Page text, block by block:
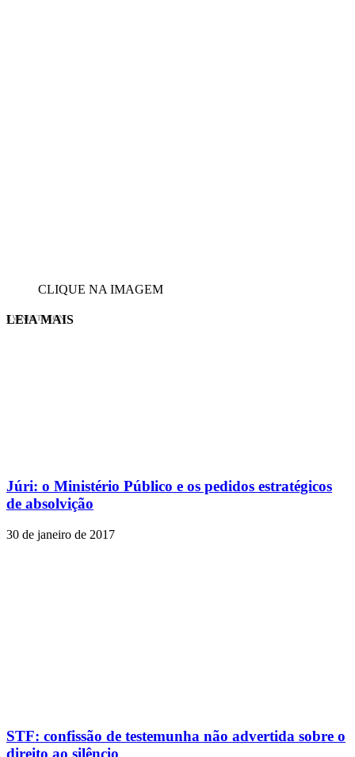
CLIQUE NA IMAGEM
EVINIS TALON
LEIA MAIS
Júri: o Ministério Público e os pedidos estratégicos
de absolvição
30 de janeiro de 2017
STF: confissão de testemunha não advertida sobre o